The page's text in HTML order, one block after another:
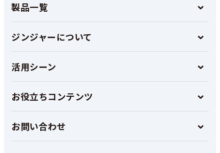
製品一覧
ジンジャーについて
活用シーン
お役立ちコンテンツ
お問い合わせ